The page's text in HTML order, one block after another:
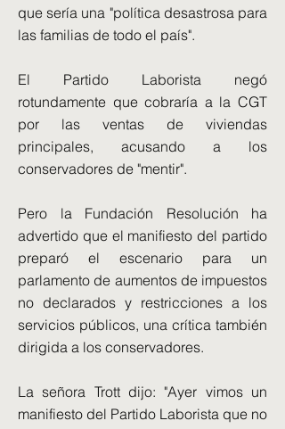
que sería una "política desastrosa para
las familias de todo el país".
El Partido Laborista negó
rotundamente que cobraría a la CGT
por las ventas de viviendas
principales, acusando a los
conservadores de "mentir".
Pero la Fundación Resolución ha
advertido que el manifiesto del partido
preparó el escenario para un
parlamento de aumentos de impuestos
no declarados y restricciones a los
servicios públicos, una crítica también
dirigida a los conservadores.
La señora Trott dijo: "Ayer vimos un
manifiesto del Partido Laborista que no